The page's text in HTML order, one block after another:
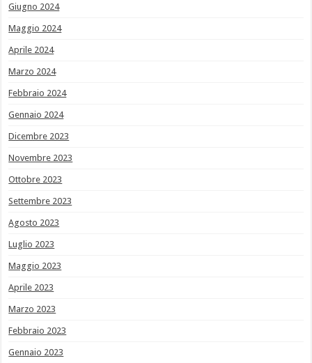
Giugno 2024
Maggio 2024
Aprile 2024
Marzo 2024
Febbraio 2024
Gennaio 2024
Dicembre 2023
Novembre 2023
Ottobre 2023
Settembre 2023
Agosto 2023
Luglio 2023
Maggio 2023
Aprile 2023
Marzo 2023
Febbraio 2023
Gennaio 2023